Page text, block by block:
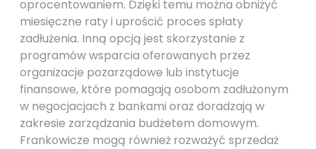
oprocentowaniem. Dzięki temu można obniżyć
miesięczne raty i uprościć proces spłaty
zadłużenia. Inną opcją jest skorzystanie z
programów wsparcia oferowanych przez
organizacje pozarządowe lub instytucje
finansowe, które pomagają osobom zadłużonym
w negocjacjach z bankami oraz doradzają w
zakresie zarządzania budżetem domowym.
Frankowicze mogą również rozważyć sprzedaż